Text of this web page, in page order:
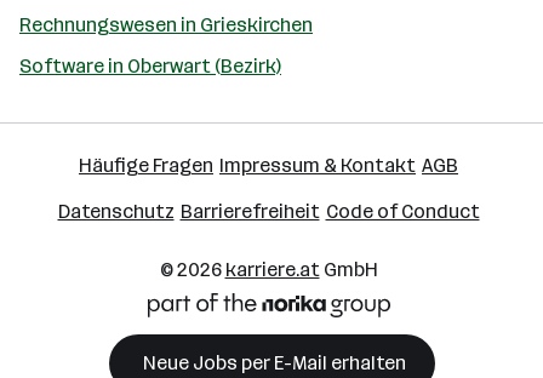
Rechnungswesen in Grieskirchen
Software in Oberwart (Bezirk)
Häufige Fragen Impressum & Kontakt AGB
Datenschutz Barrierefreiheit Code of Conduct
© 2026 karriere.atGmbH
Neue Jobs per E-Mail erhalten